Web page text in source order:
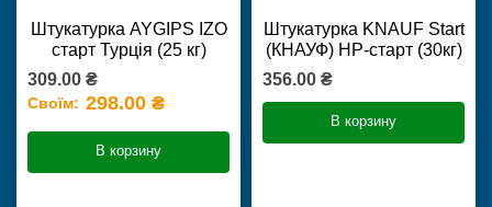
Штукатурка AYGIPS IZO
старт Турція (25 кг)
309.00 ₴
Своїм: 298.00 ₴
В корзину
Штукатурка KNAUF Start
(КНАУФ) НР-старт (30кг)
356.00 ₴
В корзину